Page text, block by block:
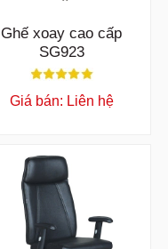
Ghế xoay cao cấp
SG923
Giá bán: Liên hệ